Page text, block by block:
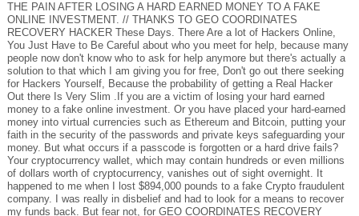
THE PAIN AFTER LOSING A HARD EARNED MONEY TO A FAKE
ONLINE INVESTMENT. // THANKS TO GEO COORDINATES
RECOVERY HACKER These Days. There Are a lot of Hackers Online,
You Just Have to Be Careful about who you meet for help, because many
people now don't know who to ask for help anymore but there's actually a
solution to that which I am giving you for free, Don't go out there seeking
for Hackers Yourself, Because the probability of getting a Real Hacker
Out there Is Very Slim .If you are a victim of losing your hard earned
money to a fake online investment. Or you have placed your hard-earned
money into virtual currencies such as Ethereum and Bitcoin, putting your
faith in the security of the passwords and private keys safeguarding your
money. But what occurs if a passcode is forgotten or a hard drive fails?
Your cryptocurrency wallet, which may contain hundreds or even millions
of dollars worth of cryptocurrency, vanishes out of sight overnight. It
happened to me when I lost $894,000 pounds to a fake Crypto fraudulent
company. I was really in disbelief and had to look for a means to recover
my funds back. But fear not, for GEO COORDINATES RECOVERY